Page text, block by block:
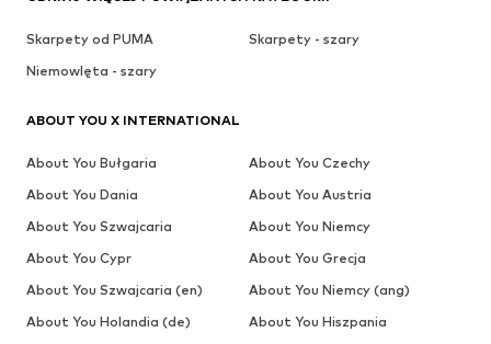
Skarpety od PUMA
Skarpety - szary
Niemowlęta - szary
ABOUT YOU X INTERNATIONAL
About You Bułgaria
About You Czechy
About You Dania
About You Austria
About You Szwajcaria
About You Niemcy
About You Cypr
About You Grecja
About You Szwajcaria (en)
About You Niemcy (ang)
About You Holandia (de)
About You Hiszpania